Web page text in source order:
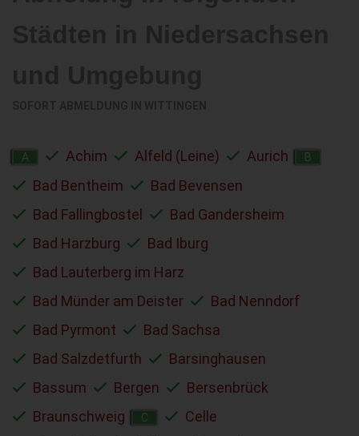
A Achim Alfeld (Leine) Aurich B
Bad Bentheim
Bad Bevensen
Bad Fallingbostel
Bad Gandersheim
Bad Harzburg
Bad Iburg
Bad Lauterberg im Harz
Bad Münder am Deister
Bad Nenndorf
Bad Pyrmont
Bad Sachsa
Bad Salzdetfurth
Barsinghausen
Bassum
Bergen
Bersenbrück
Braunschweig
C
Celle